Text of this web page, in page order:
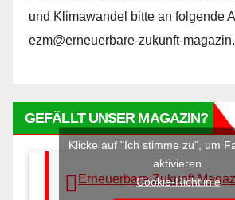
und Klimawandel bitte an folgende
ezm@erneuerbare-zukunft-
GEFÄLLT UNSER MAGAZIN?
Erneuerbare Zukunft
Klicke auf "Ich stimme zu", um
aktivieren
Cookie-Richtlinie